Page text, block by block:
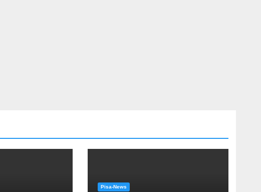
Pisa-News